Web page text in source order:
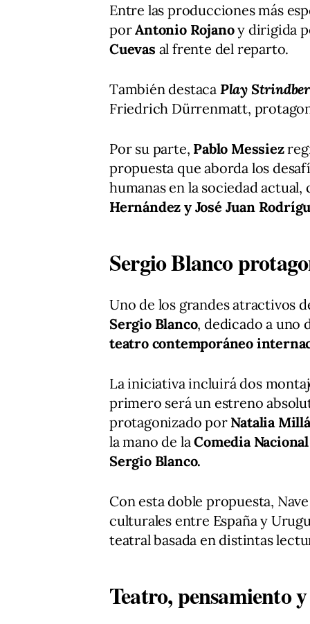
Entre las producciones más
porAntonio Rojanoy dirigida
Cuevas al frente del reparto.
También destaca Play
Friedrich Dürrenmatt,
Por su parte, Pablo Messiez
propuesta que aborda los
humanas en la sociedad actual,
Hernández y José Juan
Sergio Blanco
Uno de los grandes atractivos
Sergio Blanco, dedicado a uno
teatro contemporáneo
La iniciativa incluirá dos
primero será un estreno
protagonizado por Natalia
la mano de laComedia
Sergio Blanco.
Con esta doble propuesta,
culturales entre España y
teatral basada en distintas
Teatro, pensamiento